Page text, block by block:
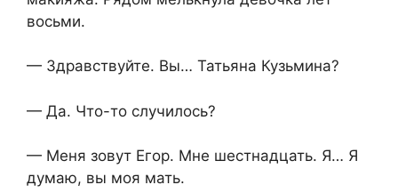
восьми.
— Здравствуйте. Вы… Татьяна Кузьмина?
— Да. Что-то случилось?
— Меня зовут Егор. Мне шестнадцать. Я… Я
думаю, вы моя мать.